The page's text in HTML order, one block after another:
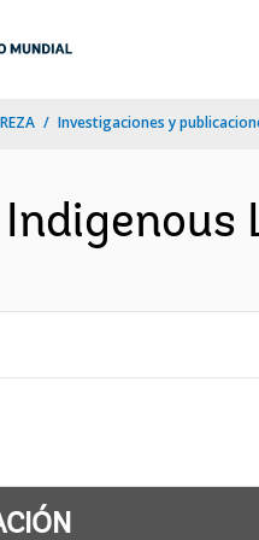
Investigaciones y